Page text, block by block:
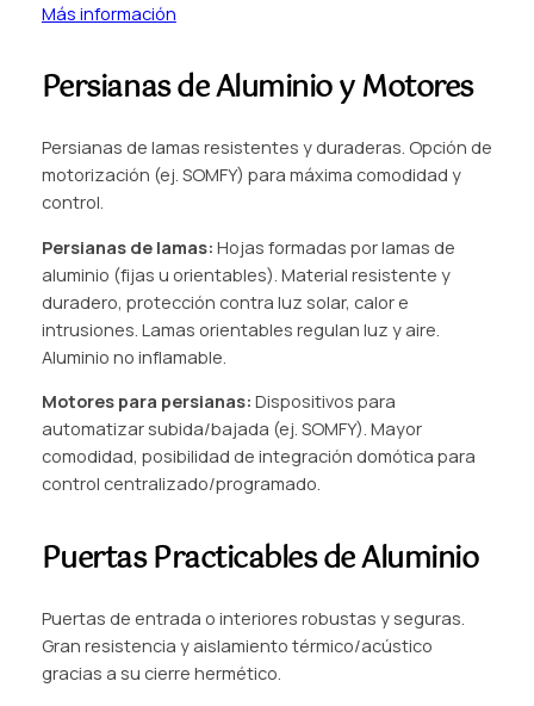
Más información
Persianas de Aluminio y Motores
Persianas de lamas resistentes y duraderas. Opción de
motorización (ej. SOMFY) para máxima comodidad y
control.
Persianas de lamas: Hojas formadas por lamas de
aluminio (fijas u orientables). Material resistente y
duradero, protección contra luz solar, calor e
intrusiones. Lamas orientables regulan luz y aire.
Aluminio no inflamable.
Motores para persianas: Dispositivos para
automatizar subida/bajada (ej. SOMFY). Mayor
comodidad, posibilidad de integración domótica para
control centralizado/programado.
Puertas Practicables de Aluminio
Puertas de entrada o interiores robustas y seguras.
Gran resistencia y aislamiento térmico/acústico
gracias a su cierre hermético.